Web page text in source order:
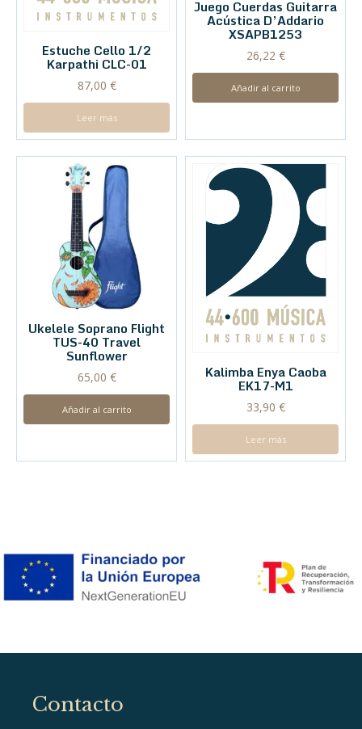
Estuche Cello 1/2
Karpathi CLC-01
87,00 €
Leer más
Juego Cuerdas Guitarra
Acústica D’Addario
XSAPB1253
26,22 €
Añadir al carrito
Ukelele Soprano Flight
TUS-40 Travel
Sunflower
65,00 €
Añadir al carrito
Kalimba Enya Caoba
EK17-M1
33,90 €
Leer más
Contacto